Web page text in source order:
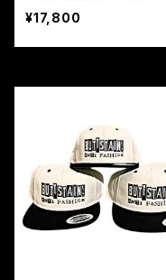
リバースハーコーショー
¥17,800